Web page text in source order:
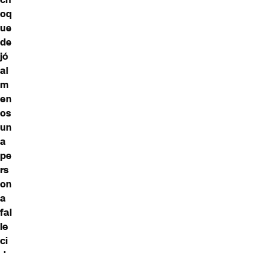
oq
ue
de
jó
al
m
en
os
un
a
pe
rs
on
a
fal
le
ci